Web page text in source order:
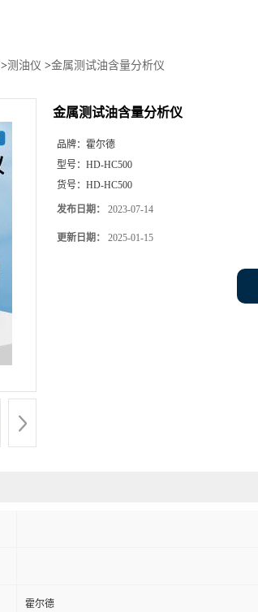
>测油仪 >金属测试油含量分析仪
金属测试油含量分析仪
品牌： 霍尔德
型号： HD-HC500
货号： HD-HC500
发布日期： 2023-07-14
更新日期： 2025-01-15
霍尔德